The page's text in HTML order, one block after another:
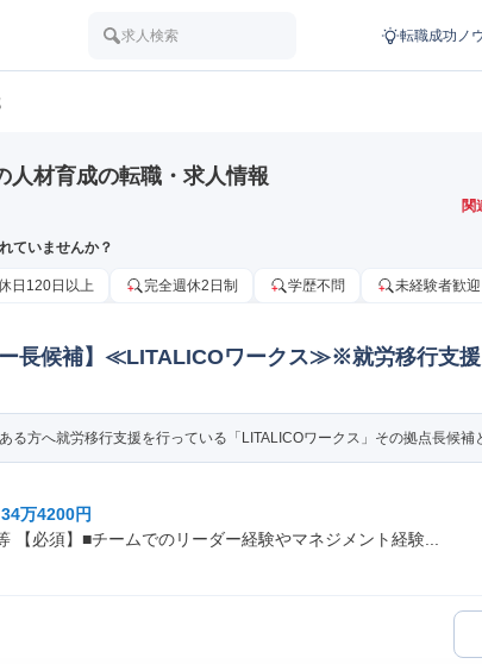
求人検索 転職成功ノ
人材育成の転職・求人情報
関
ていませんか？
日120日以上 完全週休2日制 学歴不問 未経験者歓迎
ー長候補】≪LITALICOワークス≫※就労移行支
設長
る方へ就労移行支援を行っている「LITALICOワークス」その拠点長候補
万4200円
【必須】■チームでのリーダー経験やマネジメント経験...